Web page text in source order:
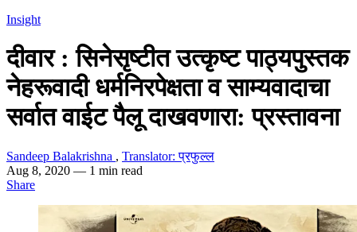
Insight
दीवार : सिनेसृष्टीत उत्कृष्ट पाठ्यपुस्तक
नेहरूवादी धर्मनिरपेक्षता व साम्यवादाचा
सर्वात वाईट पैलू दाखवणारा: प्रस्तावना
Sandeep Balakrishna , Translator: प्रफुल्ल
Aug 8, 2020 — 1 min read
Share